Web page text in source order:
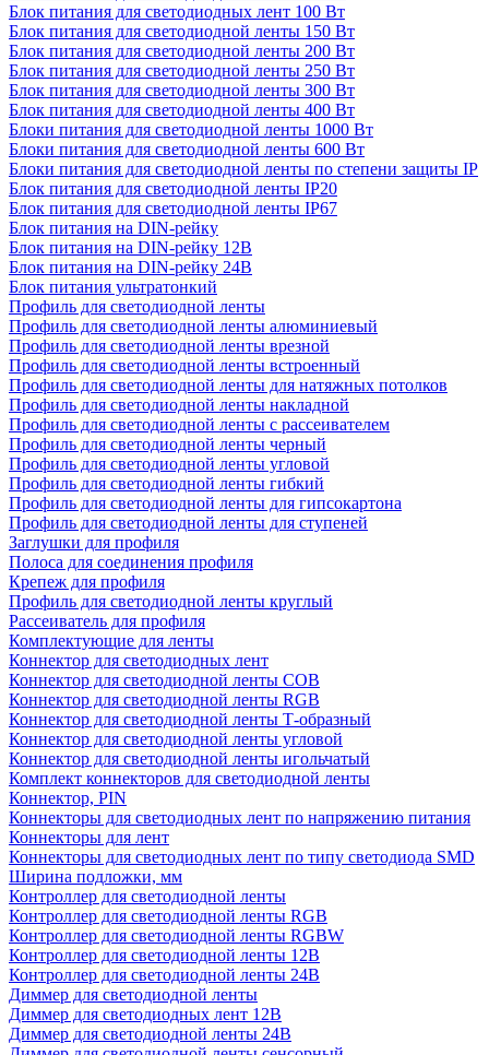
Блок питания для светодиодных лент 100 Вт
Блок питания для светодиодной ленты 150 Вт
Блок питания для светодиодной ленты 200 Вт
Блок питания для светодиодной ленты 250 Вт
Блок питания для светодиодной ленты 300 Вт
Блок питания для светодиодной ленты 400 Вт
Блоки питания для светодиодной ленты 1000 Вт
Блоки питания для светодиодной ленты 600 Вт
Блоки питания для светодиодной ленты по степени защиты IP
Блок питания для светодиодной ленты IP20
Блок питания для светодиодной ленты IP67
Блок питания на DIN-рейку
Блок питания на DIN-рейку 12В
Блок питания на DIN-рейку 24В
Блок питания ультратонкий
Профиль для светодиодной ленты
Профиль для светодиодной ленты алюминиевый
Профиль для светодиодной ленты врезной
Профиль для светодиодной ленты встроенный
Профиль для светодиодной ленты для натяжных потолков
Профиль для светодиодной ленты накладной
Профиль для светодиодной ленты с рассеивателем
Профиль для светодиодной ленты черный
Профиль для светодиодной ленты угловой
Профиль для светодиодной ленты гибкий
Профиль для светодиодной ленты для гипсокартона
Профиль для светодиодной ленты для ступеней
Заглушки для профиля
Полоса для соединения профиля
Крепеж для профиля
Профиль для светодиодной ленты круглый
Рассеиватель для профиля
Комплектующие для ленты
Коннектор для светодиодных лент
Коннектор для светодиодной ленты COB
Коннектор для светодиодной ленты RGB
Коннектор для светодиодной ленты Т-образный
Коннектор для светодиодной ленты угловой
Коннектор для светодиодной ленты игольчатый
Комплект коннекторов для светодиодной ленты
Коннектор, PIN
Коннекторы для светодиодных лент по напряжению питания
Коннекторы для лент
Коннекторы для светодиодных лент по типу светодиода SMD
Ширина подложки, мм
Контроллер для светодиодной ленты
Контроллер для светодиодной ленты RGB
Контроллер для светодиодной ленты RGBW
Контроллер для светодиодной ленты 12В
Контроллер для светодиодной ленты 24В
Диммер для светодиодной ленты
Диммер для светодиодных лент 12В
Диммер для светодиодной ленты 24В